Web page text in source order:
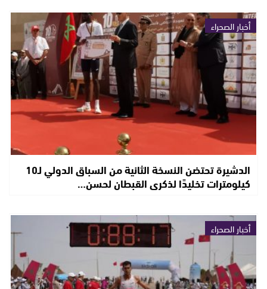
أخبار الصحراء
الدشيرة تحتضن النسخة الثانية من السباق الدولي لـ10
كيلومترات تخليدًا لذكرى القبطان لحسن…
أخبار الصحراء